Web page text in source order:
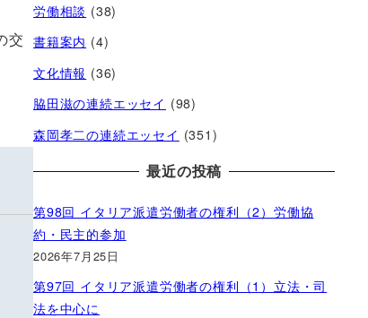
交
労働相談 (38)
書籍案内 (4)
文化情報 (36)
脇田滋の連続エッセイ (98)
森岡孝二の連続エッセイ (351)
最近の投稿
第98回 イタリア派遣労働者の権利（2）労働協
約・民主的参加
2026年7月25日
第97回 イタリア派遣労働者の権利（1）立法・司
法を中心に